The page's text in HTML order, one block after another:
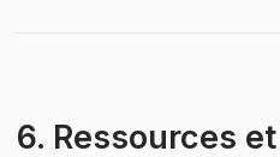
6. Ressources